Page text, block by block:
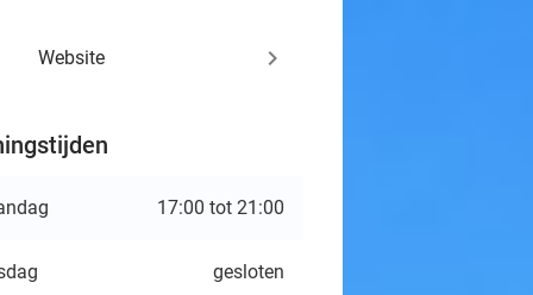
Website keyboard_arrow_right
17:00 tot 21:00
gesloten